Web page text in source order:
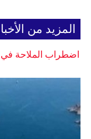
المزيد من
اضطراب الملاحة